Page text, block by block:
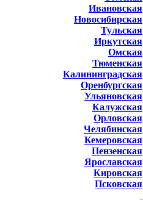
Ивановская
Новосибирская
Тульская
Иркутская
Омская
Тюменская
Калининградская
Оренбургская
Ульяновская
Калужская
Орловская
Челябинская
Кемеровская
Пензенская
Ярославская
Кировская
Псковская